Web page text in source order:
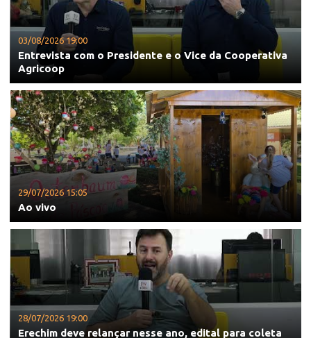
03/08/2026 19:00
Entrevista com o Presidente e o Vice da Cooperativa
Agricoop
29/07/2026 15:05
Ao vivo
28/07/2026 19:00
Erechim deve relançar nesse ano, edital para coleta